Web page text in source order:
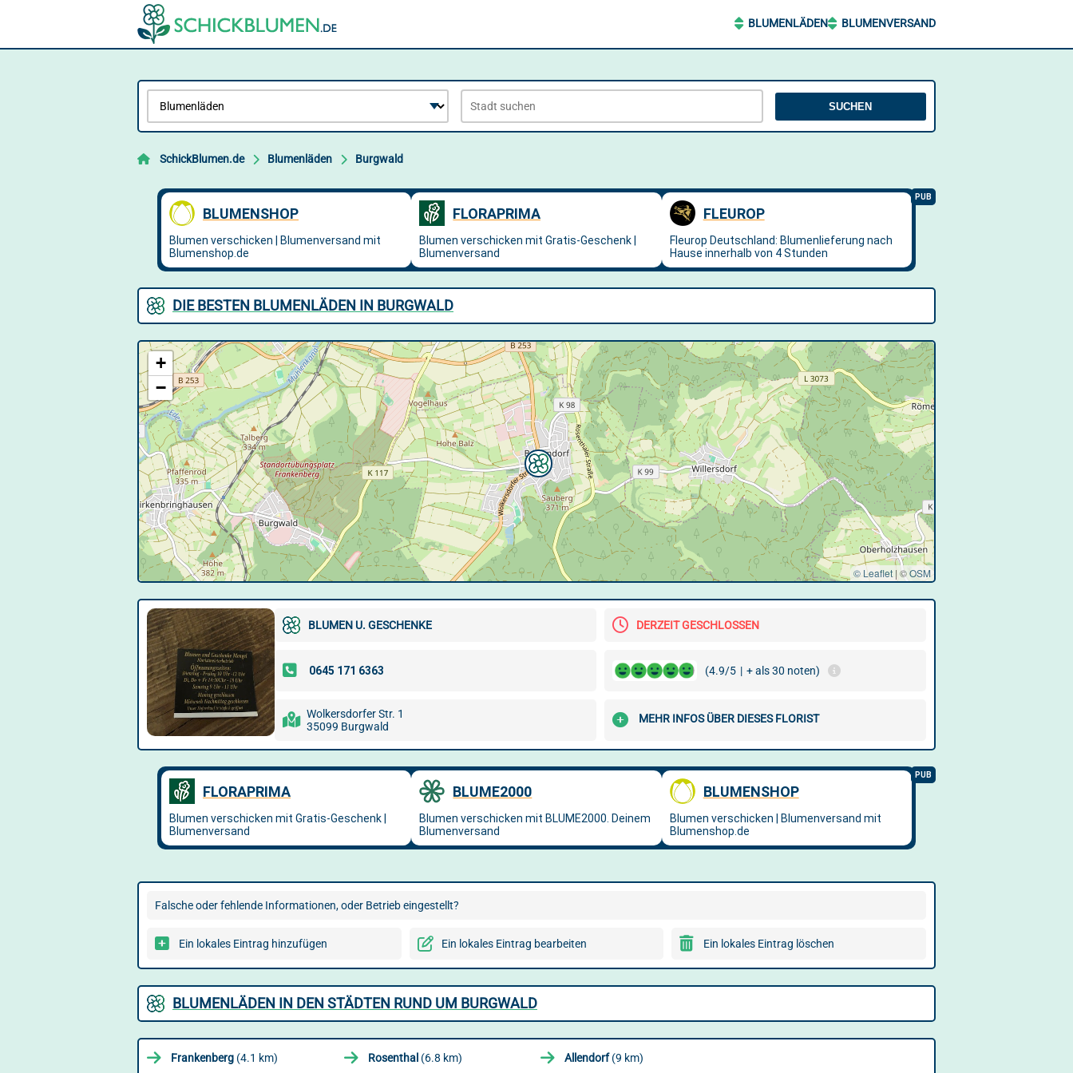
BLUMENLÄDEN BLUMENVERSAND
SUCHEN
SchickBlumen.de Blumenläden Burgwald
DIE BESTEN BLUMENLÄDEN IN BURGWALD
+
−
© Leaflet | ©OSM
BLUMEN U. GESCHENKE DERZEIT GESCHLOSSEN
(4.9/5 | + als 30 noten)
Wolkersdorfer Str. 1
35099 Burgwald
MEHR INFOS ÜBER DIESES FLORIST
Falsche oder fehlende Informationen, oder Betrieb eingestellt?
Ein lokales Eintrag hinzufügen Ein lokales Eintrag bearbeiten Ein lokales Eintrag löschen
BLUMENLÄDEN IN DEN STÄDTEN RUND UM BURGWALD
Frankenberg (4.1 km) Rosenthal (6.8 km) Allendorf(9 km)